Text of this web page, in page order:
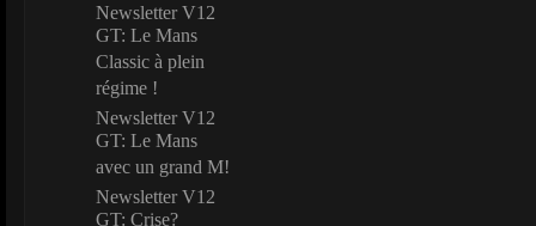
Newsletter V12
GT: Le Mans
Classic à plein
régime !
Newsletter V12
GT: Le Mans
avec un grand M!
Newsletter V12